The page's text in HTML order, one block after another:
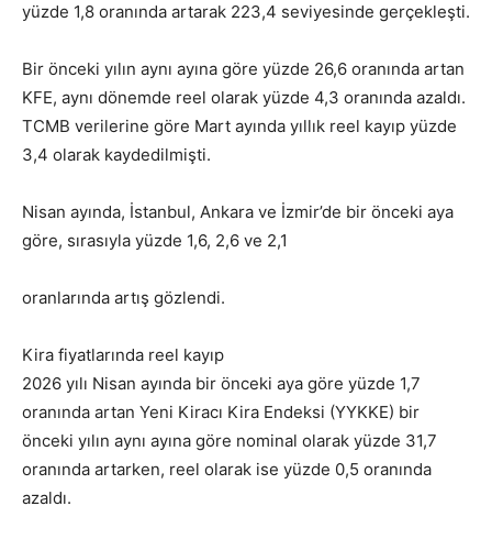
yüzde 1,8 oranında artarak 223,4 seviyesinde gerçekleşti.
Bir önceki yılın aynı ayına göre yüzde 26,6 oranında artan
KFE, aynı dönemde reel olarak yüzde 4,3 oranında azaldı.
TCMB verilerine göre Mart ayında yıllık reel kayıp yüzde
3,4 olarak kaydedilmişti.
Nisan ayında, İstanbul, Ankara ve İzmir’de bir önceki aya
göre, sırasıyla yüzde 1,6, 2,6 ve 2,1
oranlarında artış gözlendi.
Kira fiyatlarında reel kayıp
2026 yılı Nisan ayında bir önceki aya göre yüzde 1,7
oranında artan Yeni Kiracı Kira Endeksi (YYKKE) bir
önceki yılın aynı ayına göre nominal olarak yüzde 31,7
oranında artarken, reel olarak ise yüzde 0,5 oranında
azaldı.